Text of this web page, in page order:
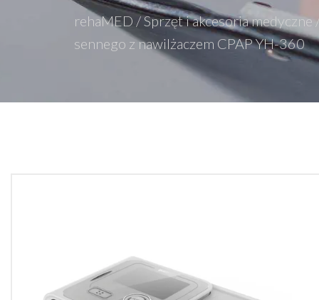
rehaMED /Sprzęt i akcesoria medyczne
sennego z nawilżaczem CPAP YH-360